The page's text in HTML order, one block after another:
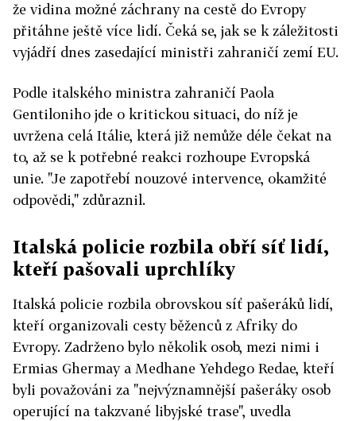
že vidina možné záchrany na cestě do Evropy
přitáhne ještě více lidí. Čeká se, jak se k záležitosti
vyjádří dnes zasedající ministři zahraničí zemí EU.
Podle italského ministra zahraničí Paola
Gentiloniho jde o kritickou situaci, do níž je
uvržena celá Itálie, která již nemůže déle čekat na
to, až se k potřebné reakci rozhoupe Evropská
unie. "Je zapotřebí nouzové intervence, okamžité
odpovědi," zdůraznil.
Italská policie rozbila obří síť lidí,
kteří pašovali uprchlíky
Italská policie rozbila obrovskou síť pašeráků lidí,
kteří organizovali cesty běženců z Afriky do
Evropy. Zadrženo bylo několik osob, mezi nimi i
Ermias Ghermay a Medhane Yehdego Redae, kteří
byli považováni za "nejvýznamnější pašeráky osob
operující na takzvané libyjské trase", uvedla